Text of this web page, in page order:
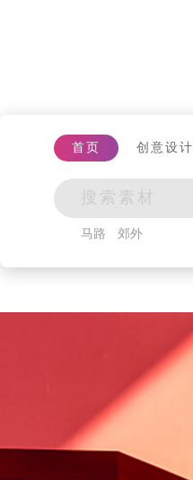
首页 创意设计
马路 郊外